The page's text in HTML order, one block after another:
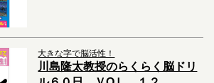
大きな字で脳活性！
川島隆太教授のらくらく脳ドリ